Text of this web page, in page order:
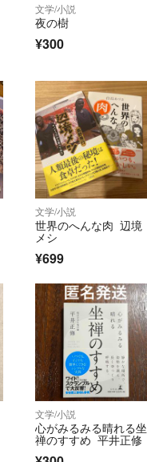
文学/小説
夜の樹
¥300
文学/小説
世界のへんな肉 辺境
メシ
¥699
文学/小説
心がみるみる晴れる坐
禅のすすめ 平井正修